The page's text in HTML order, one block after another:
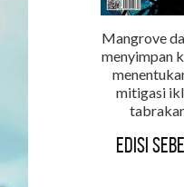
Mangrove
menyimpan
mitigasi
Edisi